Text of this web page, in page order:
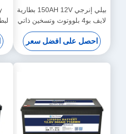
بيلي إنرجي 150AH 12V بطارية
لايف بو4 بلووتوث وتسخين ذاتي
لـ ياكيت الطبية
احصل على افضل سعر